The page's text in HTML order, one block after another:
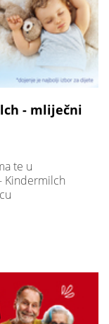
- mliječni
te u
Kindermilch